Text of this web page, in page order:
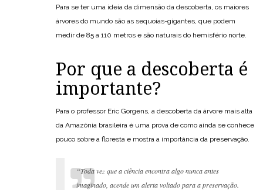
Para se ter uma ideia da dimensão da descoberta, os maiores
árvores do mundo são as sequoias-gigantes, que podem
medir de 85 a 110 metros e são naturais do hemisfério norte.
Por que a descoberta é
importante?
Para o professor Eric Gorgens, a descoberta da árvore mais alta
da Amazônia brasileira é uma prova de como ainda se conhece
pouco sobre a floresta e mostra a importância da preservação.
“Toda vez que a ciência encontra algo nunca antes
imaginado, acende um alerta voltado para a preservação.